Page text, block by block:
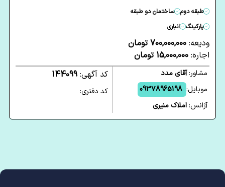
طبقه دوم
ساختمان دو طبقه
پارکینگ
انباری
ودیعه: 700,000,000 تومان
اجاره: 15,000,000 تومان
مشاور:آقای مدد
موبایل: 09378965198
آژانس:املاک منیری
کد آگهی:144099
کد دفتری: